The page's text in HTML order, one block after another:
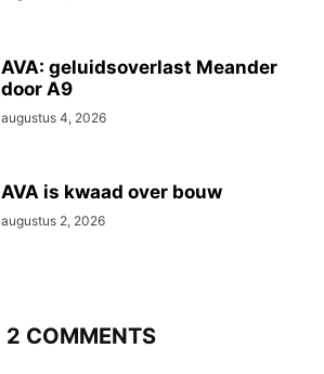
AVA: geluidsoverlast Meander
door A9
augustus 4, 2026
AVA is kwaad over bouw
augustus 2, 2026
2 COMMENTS